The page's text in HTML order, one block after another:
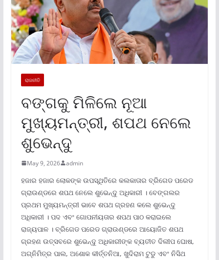
ରାଜନୀତି
ବଙ୍ଗକୁ ମିଳିଲେ ନୂଆ
ମୁଖ୍ୟମନ୍ତ୍ରୀ, ଶପଥ ନେଲେ
ଶୁଭେନ୍ଦୁ
May 9, 2026 admin
ହଜାର ହଜାର ଲୋକଙ୍କ ଉପସ୍ଥିତିରେ କଲକାତାର ବ୍ରିଗେଡ ପରେଡ
ଗ୍ରାଉଣ୍ଡରେ ଶପଥ ନେଲେ ଶୁଭେନ୍ଦୁ ଅଧିକାରୀ । ବେଙ୍ଗଲର
ପ୍ରଥମ ମୁଖ୍ୟମନ୍ତ୍ରୀ ଭାବେ ଶପଥ ଗ୍ରହଣ କଲେ ଶୁଭେନ୍ଦୁ
ଅଧିକାରୀ । ପଦ ଏବଂ ଗୋପନୀୟତାର ଶପଥ ପାଠ କରାଇଲେ
ରାଜ୍ୟପାଳ । ବ୍ରିଗେଡ ପରେଡ ଗ୍ରାଉଣ୍ଡରେ ଆୟୋଜିତ ଶପଥ
ଗ୍ରହଣ ଉତ୍ସବରେ ଶୁଭେନ୍ଦୁ ଅଧିକାରୀଙ୍କ ବ୍ୟତୀତ ଦିଲୀପ ଘୋଷ,
ଅଗ୍ନିମିତ୍ର ପାଲ, ଅଶୋକ କୀର୍ତ୍ତନିଆ, ଖୁଦିରାମ ଟୁଡୁ ଏବଂ ନିସିଥ